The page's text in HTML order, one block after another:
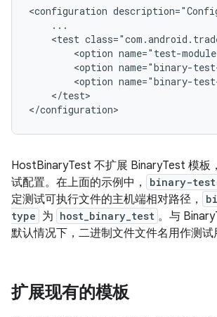
<configuration
    ...
<test
<option name="test-
<option name="binary-
<option name="binary-
    </test>
HostBinaryTest 不扩展 BinaryTest 模板
试配置。在上面的示例中，
binary-
定测试可执行文件的主机端相对路径，
type 为 host_binary_test 。与
默认情况下，二进制文件文件名用作测试
扩展现有的模板